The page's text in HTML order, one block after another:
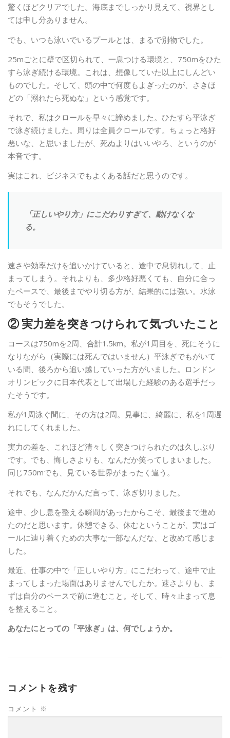
驚くほどクリアでした。海底までしっかり見えて、視界とし
ては申し分ありません。
でも、いつも泳いでいるプールとは、まるで別物でした。
25mごとに壁で区切られて、一息つける環境と、750mをひた
すら泳ぎ続ける環境。これは、想像していた以上にしんどい
ものでした。そして、頭の中で何度もよぎったのが、さきほ
どの「溺れたら死ぬな」という感覚です。
それで、私はクロールを早々に諦めました。ひたすら平泳ぎ
で泳ぎ続けました。周りは全員クロールです。ちょっと格好
悪いな、と思いましたが、死ぬよりはいいやろ、というのが
本音です。
実はこれ、ビジネスでもよくある話だと思うのです。
「正しいやり方」にこだわりすぎて、動けなくな
る。
速さや効率だけを追いかけていると、途中で息切れして、止
まってしまう。それよりも、多少格好悪くても、自分に合っ
たペースで、最後までやり切る方が、結果的には強い。水泳
でもそうでした。
② 実力差を突きつけられて気づいたこと
コースは750mを2周、合計1.5km。私が1周目を、死にそうに
なりながら（実際には死んではいません）平泳ぎでもがいて
いる間、後ろから追い越していった方がいました。ロンドン
オリンピックに日本代表として出場した経験のある選手だっ
たそうです。
私が1周泳ぐ間に、その方は2周。見事に、綺麗に、私を1周遅
れにしてくれました。
実力の差を、これほど清々しく突きつけられたのは久しぶり
です。でも、悔しさよりも、なんだか笑ってしまいました。
同じ750mでも、見ている世界がまったく違う。
それでも、なんだかんだ言って、泳ぎ切りました。
途中、少し息を整える瞬間があったからこそ、最後まで進め
たのだと思います。休憩できる、休むということが、実はゴ
ールに辿り着くための大事な一部なんだな、と改めて感じま
した。
最近、仕事の中で「正しいやり方」にこだわって、途中で止
まってしまった場面はありませんでしたか。速さよりも、ま
ずは自分のペースで前に進むこと。そして、時々止まって息
を整えること。
あなたにとっての「平泳ぎ」は、何でしょうか。
コメントを残す
コメント ※